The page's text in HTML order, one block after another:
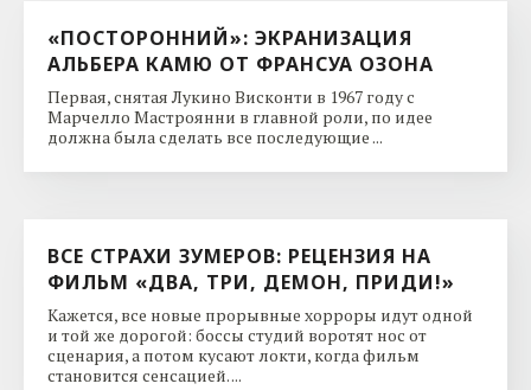
«ПОСТОРОННИЙ»: ЭКРАНИЗАЦИЯ
АЛЬБЕРА КАМЮ ОТ ФРАНСУА ОЗОНА
Первая, снятая Лукино Висконти в 1967 году с
Марчелло Мастроянни в главной роли, по идее
должна была сделать все последующие ...
ВСЕ СТРАХИ ЗУМЕРОВ: РЕЦЕНЗИЯ НА
ФИЛЬМ «ДВА, ТРИ, ДЕМОН, ПРИДИ!»
Кажется, все новые прорывные хорроры идут одной
и той же дорогой: боссы студий воротят нос от
сценария, а потом кусают локти, когда фильм
становится сенсацией. ...